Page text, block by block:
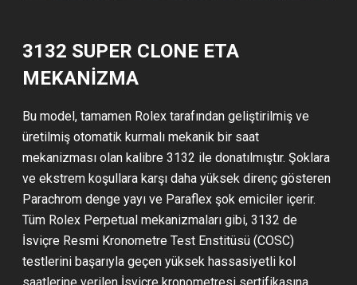
3132 SUPER CLONE ETA
MEKANİZMA
Bu model, tamamen Rolex tarafından geliştirilmiş ve
üretilmiş otomatik kurmalı mekanik bir saat
mekanizması olan kalibre 3132 ile donatılmıştır. Şoklara
ve ekstrem koşullara karşı daha yüksek direnç gösteren
Parachrom denge yayı ve Paraflex şok emiciler içerir.
Tüm Rolex Perpetual mekanizmaları gibi, 3132 de
İsviçre Resmi Kronometre Test Enstitüsü (COSC)
testlerini başarıyla geçen yüksek hassasiyetli kol
saatlerine verilen İsviçre kronometresi sertifikasına